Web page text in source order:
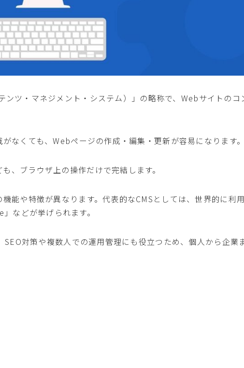
ツ・マネジメント・システム）」の略称で、Webサイトのコ
なくても、Webページの作成・編集・更新が容易になります。
、ブラウザ上の操作だけで完結します。
能や特徴が異なります。代表的なCMSとしては、世界的に利
などが挙げられます。
対策や複数人での運用管理にも役立つため、個人から企業